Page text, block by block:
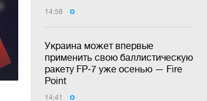
14:58
Украина может впервые
применить свою баллистическую
ракету FP-7 уже осенью — Fire
Point
14:41